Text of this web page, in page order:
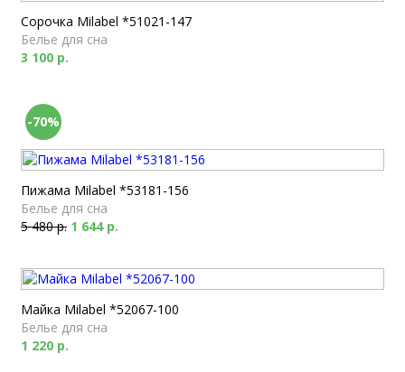
Сорочка Milabel *51021-147
Белье для сна
3 100 р.
-70%
Пижама Milabel *53181-156
Белье для сна
5 480 р. 1 644 р.
Майка Milabel *52067-100
Белье для сна
1 220 р.